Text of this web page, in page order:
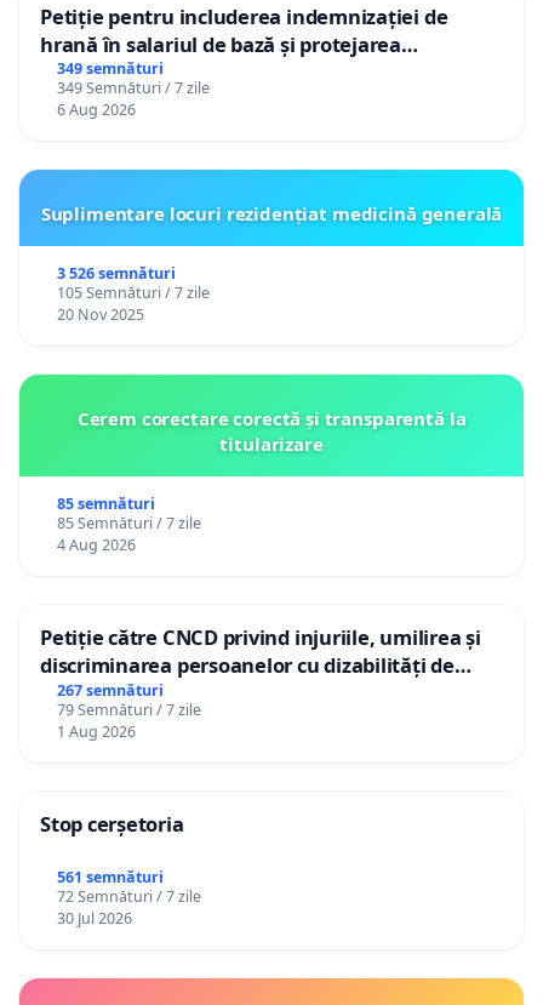
Petiție pentru includerea indemnizației de
hrană în salariul de bază și protejarea
gradațiilor de vechime pentru asistenții
personali
349 semnături
349 Semnături / 7 zile
6 Aug 2026
Suplimentare locuri rezidențiat medicină generală
3 526 semnături
105 Semnături / 7 zile
20 Nov 2025
Cerem corectare corectă și transparentă la
titularizare
85 semnături
85 Semnături / 7 zile
4 Aug 2026
Petiție către CNCD privind injuriile, umilirea și
discriminarea persoanelor cu dizabilități de
către utilizatorul TikTok „Gorici”
267 semnături
79 Semnături / 7 zile
1 Aug 2026
Stop cerșetoria
561 semnături
72 Semnături / 7 zile
30 Jul 2026